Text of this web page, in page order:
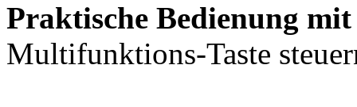
Praktische Bedienung
Multifunktions-Taste